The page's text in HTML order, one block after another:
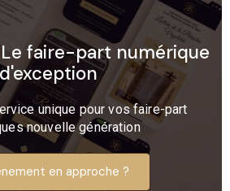
Le faire-part numérique
d'exception​
unique pour vos faire-part
nouvelle génération
en approche ?